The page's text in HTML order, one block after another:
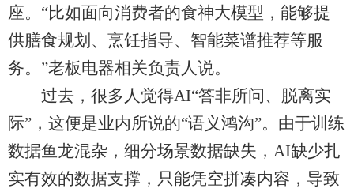
座。“比如面向消费者的食神大模型，能够提
供膳食规划、烹饪指导、智能菜谱推荐等服
务。”老板电器相关负责人说。
过去，很多人觉得AI“答非所问、脱离实
际”，这便是业内所说的“语义鸿沟”。由于训练
数据鱼龙混杂，细分场景数据缺失，AI缺少扎
实有效的数据支撑，只能凭空拼凑内容，导致